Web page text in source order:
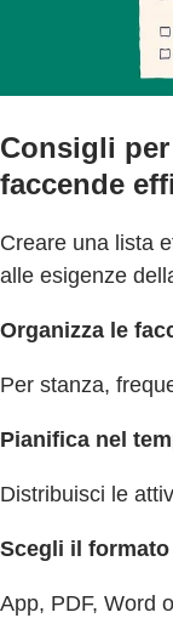
Consigli
faccende
Creare una lista
alle esigenze
Organizza le
Per stanza,
Pianifica nel
Distribuisci le
Scegli il
App, PDF, Word